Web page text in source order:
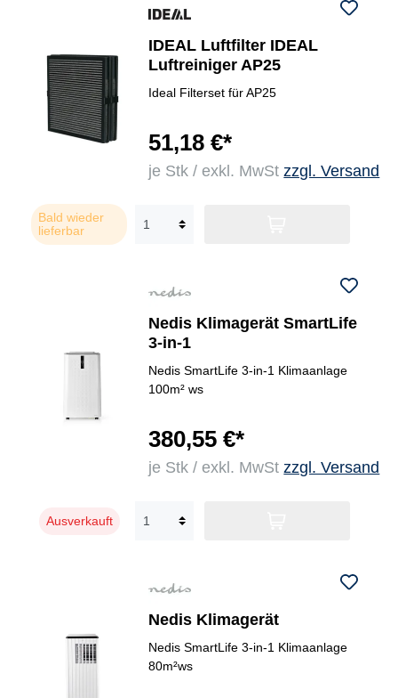
IDEAL Luftfilter IDEAL
Luftreiniger AP25
Ideal Filterset für AP25
51,18 €*
je Stk / exkl. MwStzzgl. Versand
Bald wieder
lieferbar
Nedis Klimagerät SmartLife
3-in-1
Nedis SmartLife 3-in-1 Klimaanlage
100m² ws
380,55 €*
je Stk / exkl. MwStzzgl. Versand
Ausverkauft
Nedis Klimagerät
Nedis SmartLife 3-in-1 Klimaanlage
80m²ws